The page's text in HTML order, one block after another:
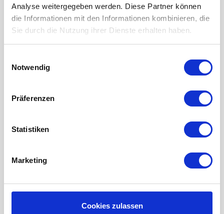
Analyse weitergegeben werden. Diese Partner können
die Informationen mit den Informationen kombinieren, die
Sie durch die Nutzung ihrer Dienste erhalten haben.
Notwendig
Präferenzen
Statistiken
Marketing
Cookies zulassen
LUFTHEIZUNG FILTER
FILTERMATTEN / TÜCHER
TASCHENFILTER
KEGELFILTER
Wartung der Lüftungsanlage
RAUMKLIMA-MONITOR UHOO!
Mein Konto
Meine Bestellungen
Meine Nachrichten (Tickets)